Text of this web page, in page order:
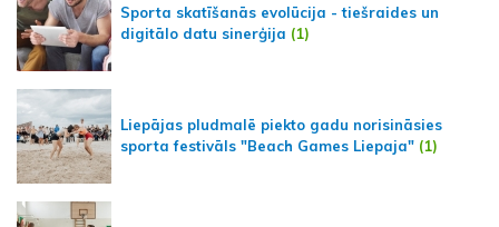
Sporta skatīšanās evolūcija - tiešraides un
digitālo datu sinerģija (1)
Liepājas pludmalē piekto gadu norisināsies
sporta festivāls "Beach Games Liepaja" (1)